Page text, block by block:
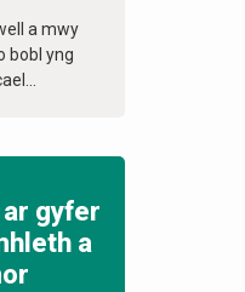
a mwy
bobl yng
gyfer
a